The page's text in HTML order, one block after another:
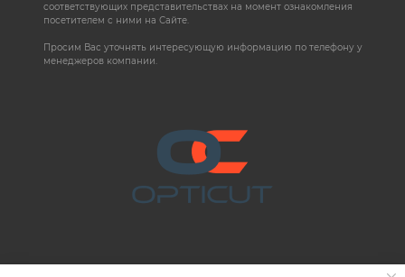
соответствующих представительствах на момент ознакомления
посетителем с ними на Сайте.
Просим Вас уточнять интересующую информацию по телефону у
менеджеров компании.